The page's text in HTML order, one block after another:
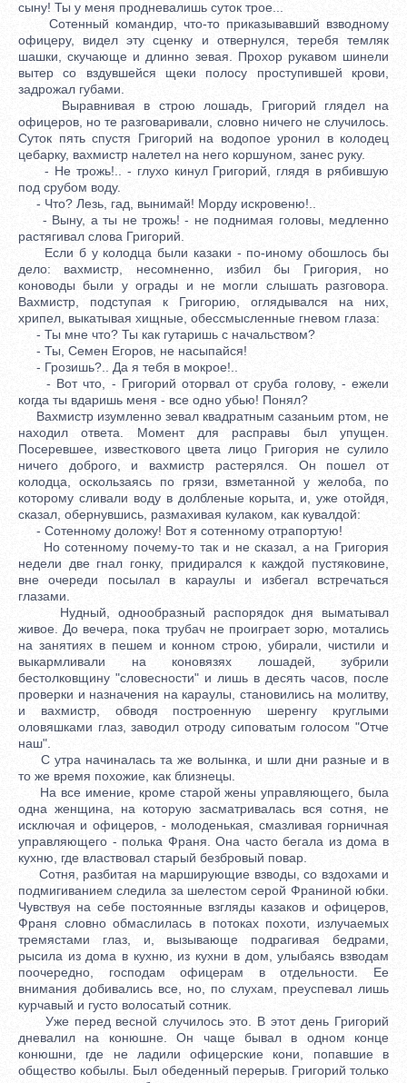
сыну! Ты у меня продневалишь суток трое...
Сотенный командир, что-то приказывавший взводному
офицеру, видел эту сценку и отвернулся, теребя темляк
шашки, скучающе и длинно зевая. Прохор рукавом шинели
вытер со вздувшейся щеки полосу проступившей крови,
задрожал губами.
Выравнивая в строю лошадь, Григорий глядел на
офицеров, но те разговаривали, словно ничего не случилось.
Суток пять спустя Григорий на водопое уронил в колодец
цебарку, вахмистр налетел на него коршуном, занес руку.
- Не трожь!.. - глухо кинул Григорий, глядя в рябившую
под срубом воду.
- Что? Лезь, гад, вынимай! Морду искровеню!..
- Выну, а ты не трожь! - не поднимая головы, медленно
растягивал слова Григорий.
Если б у колодца были казаки - по-иному обошлось бы
дело: вахмистр, несомненно, избил бы Григория, но
коноводы были у ограды и не могли слышать разговора.
Вахмистр, подступая к Григорию, оглядывался на них,
хрипел, выкатывая хищные, обессмысленные гневом глаза:
- Ты мне что? Ты как гутаришь с начальством?
- Ты, Семен Егоров, не насыпайся!
- Грозишь?.. Да я тебя в мокрое!..
- Вот что, - Григорий оторвал от сруба голову, - ежели
когда ты вдаришь меня - все одно убью! Понял?
Вахмистр изумленно зевал квадратным сазаньим ртом, не
находил ответа. Момент для расправы был упущен.
Посеревшее, известкового цвета лицо Григория не сулило
ничего доброго, и вахмистр растерялся. Он пошел от
колодца, оскользаясь по грязи, взметанной у желоба, по
которому сливали воду в долбленые корыта, и, уже отойдя,
сказал, обернувшись, размахивая кулаком, как кувалдой:
- Сотенному доложу! Вот я сотенному отрапортую!
Но сотенному почему-то так и не сказал, а на Григория
недели две гнал гонку, придирался к каждой пустяковине,
вне очереди посылал в караулы и избегал встречаться
глазами.
Нудный, однообразный распорядок дня выматывал
живое. До вечера, пока трубач не проиграет зорю, мотались
на занятиях в пешем и конном строю, убирали, чистили и
выкармливали на коновязях лошадей, зубрили
бестолковщину "словесности" и лишь в десять часов, после
проверки и назначения на караулы, становились на молитву,
и вахмистр, обводя построенную шеренгу круглыми
оловяшками глаз, заводил отроду сиповатым голосом "Отче
наш".
С утра начиналась та же волынка, и шли дни разные и в
то же время похожие, как близнецы.
На все имение, кроме старой жены управляющего, была
одна женщина, на которую засматривалась вся сотня, не
исключая и офицеров, - молоденькая, смазливая горничная
управляющего - полька Франя. Она часто бегала из дома в
кухню, где властвовал старый безбровый повар.
Сотня, разбитая на марширующие взводы, со вздохами и
подмигиванием следила за шелестом серой Франиной юбки.
Чувствуя на себе постоянные взгляды казаков и офицеров,
Франя словно обмаслилась в потоках похоти, излучаемых
тремястами глаз, и, вызывающе подрагивая бедрами,
рысила из дома в кухню, из кухни в дом, улыбаясь взводам
поочередно, господам офицерам в отдельности. Ее
внимания добивались все, но, по слухам, преуспевал лишь
курчавый и густо волосатый сотник.
Уже перед весной случилось это. В этот день Григорий
дневалил на конюшне. Он чаще бывал в одном конце
конюшни, где не ладили офицерские кони, попавшие в
общество кобылы. Был обеденный перерыв. Григорий только